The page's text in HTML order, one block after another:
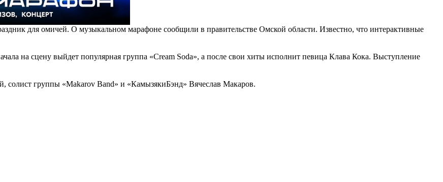
для омичей. О музыкальном марафоне сообщили в правительстве Омской области. Известно, что интерактивные
на сцену выйдет популярная группа «Cream Soda», а после свои хиты исполнит певица Клава Кока. Выступление
солист группы «Makarov Band» и «КамызякиБэнд» Вячеслав Макаров.